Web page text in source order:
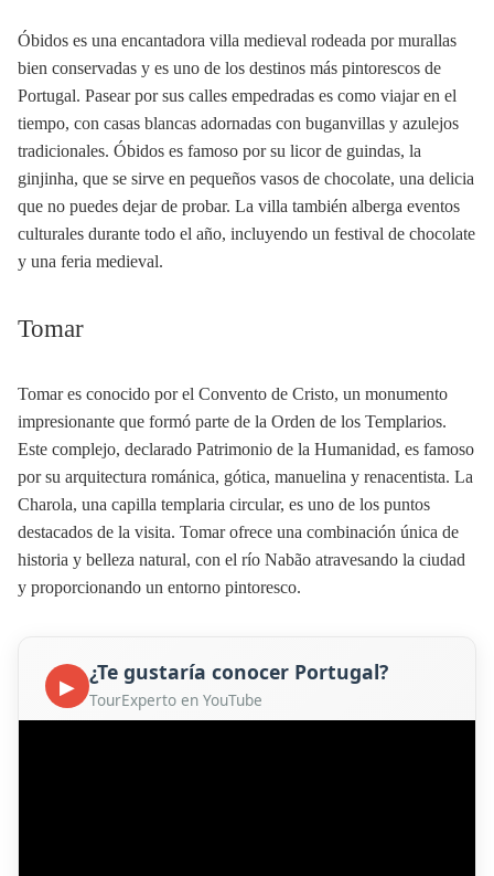
Óbidos es una encantadora villa medieval rodeada por murallas
bien conservadas y es uno de los destinos más pintorescos de
Portugal. Pasear por sus calles empedradas es como viajar en el
tiempo, con casas blancas adornadas con buganvillas y azulejos
tradicionales. Óbidos es famoso por su licor de guindas, la
ginjinha, que se sirve en pequeños vasos de chocolate, una delicia
que no puedes dejar de probar. La villa también alberga eventos
culturales durante todo el año, incluyendo un festival de chocolate
y una feria medieval.
Tomar
Tomar es conocido por el Convento de Cristo, un monumento
impresionante que formó parte de la Orden de los Templarios.
Este complejo, declarado Patrimonio de la Humanidad, es famoso
por su arquitectura románica, gótica, manuelina y renacentista. La
Charola, una capilla templaria circular, es uno de los puntos
destacados de la visita. Tomar ofrece una combinación única de
historia y belleza natural, con el río Nabão atravesando la ciudad
y proporcionando un entorno pintoresco.
▶
¿Te gustaría conocer Portugal?
TourExperto en YouTube